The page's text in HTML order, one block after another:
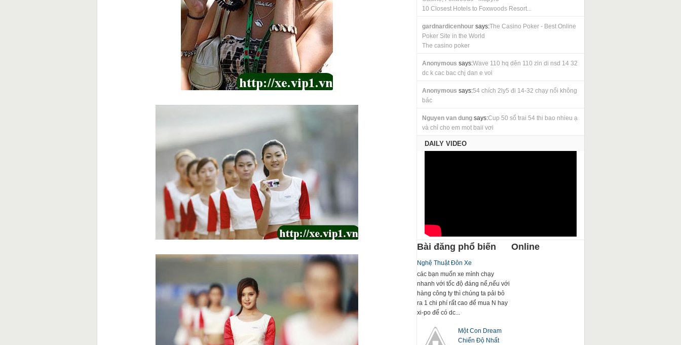
10 Closest Hotels to Foxwoods Resort...
gardnardicenhoursays:The Casino Poker - Best Online
Poker Site in the World
The casino poker
Anonymous says:Wave 110 hq dên 110 zin di nsd 14 32
dc k cac bac chj dan e voi
Anonymous says:54 chích 2ly5 đi 14-32 chạy nổi không
bác
Nguyen van dungsays:Cup 50 sổ trai 54 thi bao nhieu ạ
và chỉ cho em mot baii vơi
DAILY VIDEO
Bài đăng phổ biến
Nghệ Thuật Đôn Xe
các bạn muốn xe mình chạy
nhanh với tốc độ đáng nể,nếu với
hàng công ty thì chúng ta pải bỏ
ra 1 chi phí rất cao để mua N hay
xi-po để có dc...
Một Con Dream
Chiến Độ Nhất
Online